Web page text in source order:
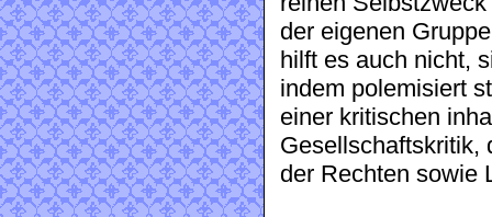
der eigenen
hilft es auch nicht,
indem polemisiert
einer kritischen
Gesellschaftskritik,
der Rechten sowie